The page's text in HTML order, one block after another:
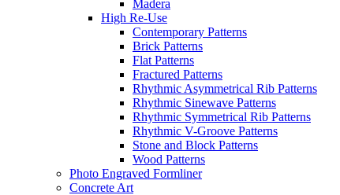
Madera
High Re-Use
Contemporary Patterns
Brick Patterns
Flat Patterns
Fractured Patterns
Rhythmic Asymmetrical Rib Patterns
Rhythmic Sinewave Patterns
Rhythmic Symmetrical Rib Patterns
Rhythmic V-Groove Patterns
Stone and Block Patterns
Wood Patterns
Photo Engraved Formliner
Concrete Art